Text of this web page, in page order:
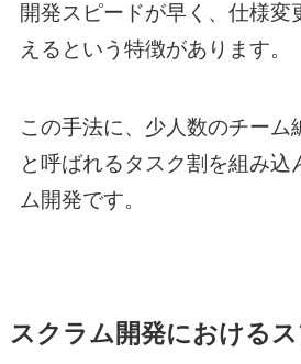
開発スピードが早く、仕様変
えるという特徴があります。
この手法に、少人数のチーム
と呼ばれるタスク割を組み込
ム開発です。
スクラム開発における